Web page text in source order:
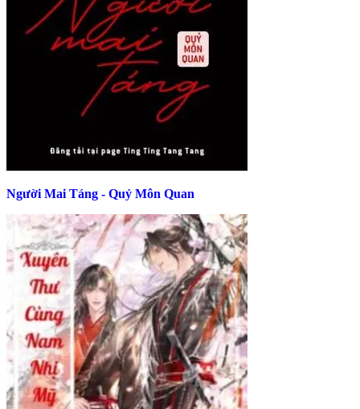
Người Mai Táng - Quỷ Môn Quan